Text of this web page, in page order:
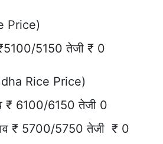
Price)
5150 तेजी ₹ 0
Rice Price)
₹ 6100/6150 तेजी 0
₹ 5700/5750 तेजी ₹ 0